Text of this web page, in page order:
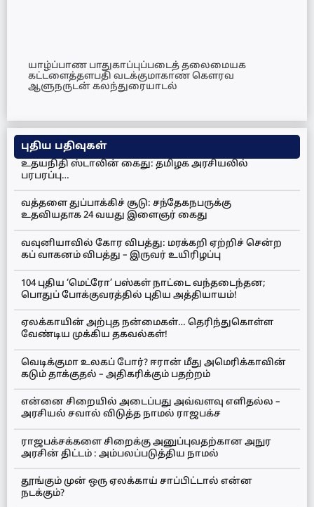
யாழ்ப்பாண பாதுகாப்புப்படைத் தலைமையக
கட்டளைத்தளபதி வடக்குமாகாண கெளரவ
ஆளுநருடன் கலந்துரையாடல்
புதிய பதிவுகள்
உதயநிதி ஸ்டாலின் கைது: தமிழக அரசியலில்
பரபரப்பு…
வத்தளை துப்பாக்கிச் சூடு: சந்தேகநபருக்கு
உதவியதாக 24 வயது இளைஞர் கைது
வவுனியாவில் கோர விபத்து: மரக்கறி ஏற்றிச் சென்ற
கப் வாகனம் விபத்து – இருவர் உயிரிழப்பு
104 புதிய ‘மெட்ரோ’ பஸ்கள் நாட்டை வந்தடைந்தன;
பொதுப் போக்குவரத்தில் புதிய அத்தியாயம்!
ஏலக்காயின் அற்புத நன்மைகள்… தெரிந்துகொள்ள
வேண்டிய முக்கிய தகவல்கள்!
வெடிக்குமா உலகப் போர்? ஈரான் மீது அமெரிக்காவின்
கடும் தாக்குதல் – அதிகரிக்கும் பதற்றம்
என்னை சிறையில் அடைப்பது அவ்வளவு எளிதல்ல –
அரசியல் சவால் விடுத்த நாமல் ராஜபக்ச
ராஜபக்சக்களை சிறைக்கு அனுப்புவதற்கான அநுர
அரசின் திட்டம் : அம்பலப்படுத்திய நாமல்
தூங்கும் முன் ஒரு ஏலக்காய் சாப்பிட்டால் என்ன
நடக்கும்?